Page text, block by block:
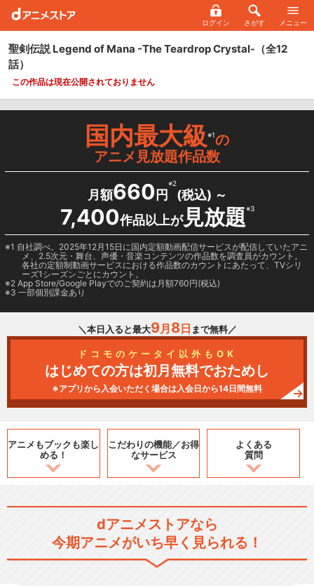
ログイン さがす メニュー
聖剣伝説 Legend of Mana -The Teardrop Crystal- （全12
話）
この作品は現在公開されておりません
国内最大級※1の
アニメ見放題作品数
月額660 円
※2
(税込) ～
7,400作品以上が見放題※3
1 自社調べ。2025年12月15日に国内定額動画配信サービスが配信していたアニ
メ、2.5次元・舞台、声優・音楽コンテンツの作品数を調査員がカウント。
各社の定額制動画サービスにおける作品数のカウントにあたって、TVシリ
ーズ1シーズンごとにカウント。
2 App Store/Google Playでのご契約は月額760円(税込)
3 一部個別課金あり
＼本日入ると最大9月 8日 まで無料／
ドコモのケータイ以外もOK
はじめての方は初月無料でおためし
※アプリから入会いただく場合は入会日から14日間無料
アニメもブックも楽し
める！
こだわりの機能／お得
なサービス
よくある
質問
dアニメストアなら
今期アニメがいち早く見られる！